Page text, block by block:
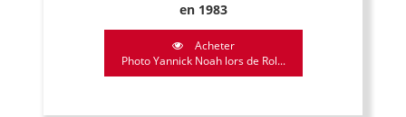
en 1983
Acheter
Photo Yannick Noah lors de Rol...